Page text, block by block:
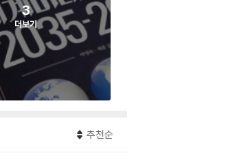
3
더보기
추천순